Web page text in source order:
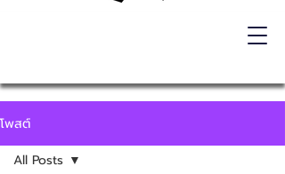
โพสต์
All Posts